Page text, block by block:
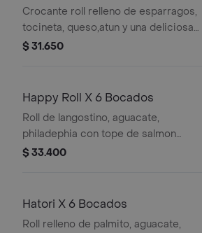
Crocante roll relleno de esparragos,
tocineta, queso,atun y una deliciosa
salsa de kanikama y maracuya.
$ 31.650
Happy Roll X 6 Bocados
Roll de langostino, aguacate,
philadephia con tope de salmon
ahumado.
$ 33.400
Hatori X 6 Bocados
Roll relleno de palmito, aguacate,